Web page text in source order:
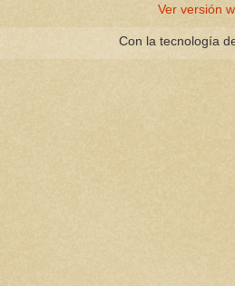
Ver versión
Con la tecnología